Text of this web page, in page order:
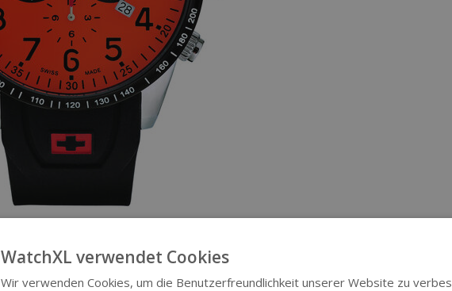
WatchXL verwendet Cookies
Wir verwenden Cookies, um die Benutzerfreundlichkeit unserer Website zu